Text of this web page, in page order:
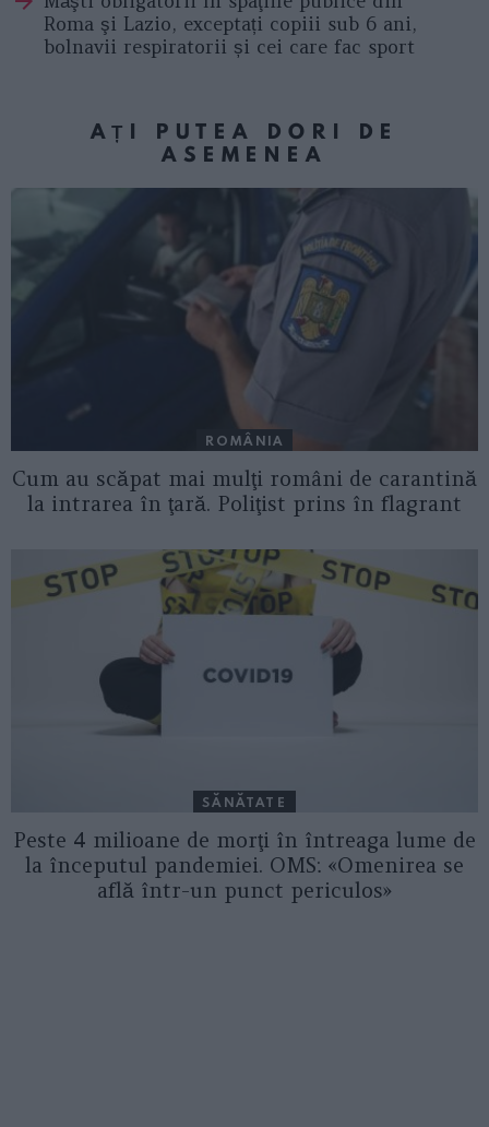
Roma şi Lazio, exceptați copiii sub 6 ani,
bolnavii respiratorii și cei care fac sport
AȚI PUTEA DORI DE
ASEMENEA
ROMÂNIA
Cum au scăpat mai mulţi români de carantină
la intrarea în ţară. Poliţist prins în flagrant
SĂNĂTATE
Peste 4 milioane de morţi în întreaga lume de
la începutul pandemiei. OMS: «Omenirea se
află într-un punct periculos»